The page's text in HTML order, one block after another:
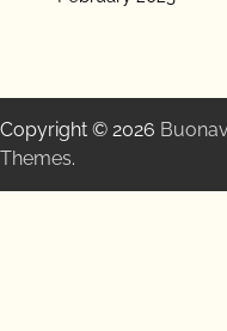
Copyright © 2026
Themes.